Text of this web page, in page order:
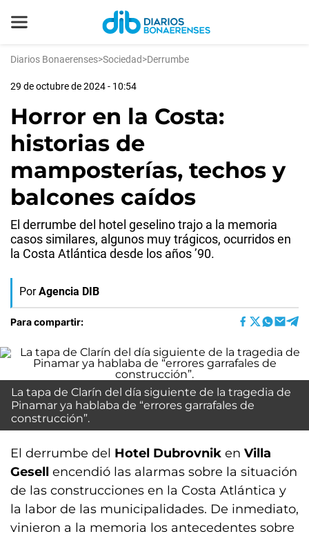
Diarios Bonaerenses>Sociedad>Derrumbe
29 de octubre de 2024 - 10:54
Horror en la Costa:
historias de
mamposterías, techos y
balcones caídos
El derrumbe del hotel geselino trajo a la memoria
casos similares, algunos muy trágicos, ocurridos en
la Costa Atlántica desde los años ’90.
Por Agencia DIB
Para compartir:
La tapa de Clarín del día siguiente de la tragedia de
Pinamar ya hablaba de “errores garrafales de
construcción”.
El derrumbe del Hotel Dubrovnik en Villa
Gesell encendió las alarmas sobre la situación
de las construcciones en la Costa Atlántica y
la labor de las municipalidades. De inmediato,
vinieron a la memoria los antecedentes sobre